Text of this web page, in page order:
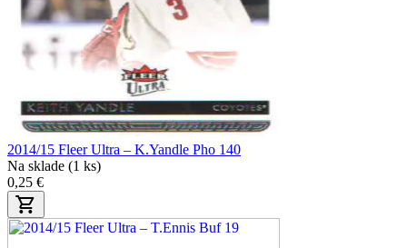
2014/15 Fleer Ultra – K.Yandle Pho 140
Na sklade (1 ks)
0,25 €